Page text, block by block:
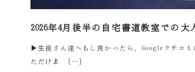
2026年4月後半の自宅書道教室での大
▶生徒さん達へもし良かったら、Googleクチコ
ただけま […]